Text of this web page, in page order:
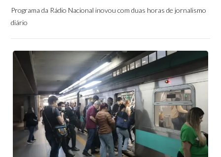
Programa da Rádio Nacional inovou com duas horas de jornalismo
diário